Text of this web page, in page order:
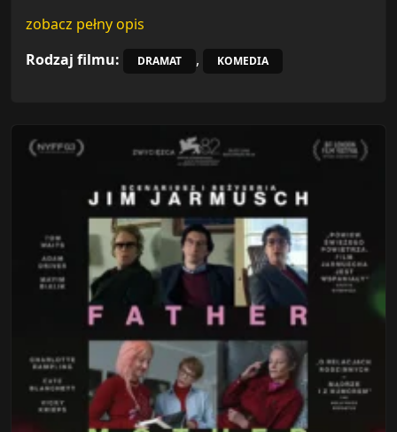
zobacz pełny opis
Rodzaj filmu:
DRAMAT , KOMEDIA